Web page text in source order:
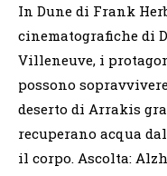
In Dune di Frank
cinematografiche di
Villeneuve, i
possono
deserto di Arrakis
recuperano acqua
il corpo. Ascolta: